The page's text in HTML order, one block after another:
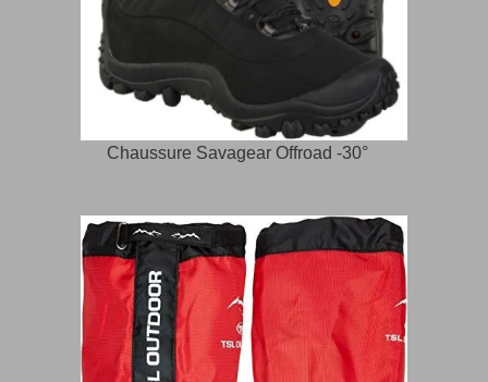
Chaussure Savagear Offroad -30°